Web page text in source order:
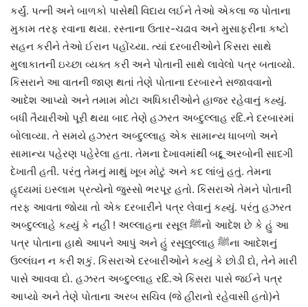
કર્યું. પત્ની અને બાળકો પાસેથી વિદાય લઈને તેઓ એકલા જ પોતાના
મુકામ તરફ રવાના થયા. રસ્તાના ઉતાર-ચઢાવ અને મુસાફરીના કષ્ટો
સહન કરીને તેઓ ઈરાન પહોંચ્યા. ત્યાં દરબારીઓને કિસરા સાથે
મુલાકાતની ઇચ્છા વ્યક્ત કરી અને પોતાની સાથે લાવેલો પત્ર બતાવ્યો.
કિસરાને આ વાતની જાણ થતાં તેણે પોતાના દરબારને સજાવવાનો
આદેશ આપ્યો અને તમામ મોટા અધિકારીઓને હાજર રહેવાનું કહ્યું.
બધી તૈયારીઓ પૂરી થયા બાદ તેણે હઝરત અબ્દુલ્લાહ રદિ.ને દરબારમાં
બોલાવ્યા. તે સમયે હઝરત અબ્દુલ્લાહ એક સામાન્ય ધાબળો અને
સામાન્ય પહેરણ પહેરેલા હતા. તેમના દેખાવમાંથી બદ્દૂ અરબોની સાદગી
દેખાતી હતી. પરંતુ તેમનું માથું ખૂબ મોટું અને કદ લાંબું હતું. તેમના
હૃદયમાં ઇસ્લામ પ્રત્યેનો જુસ્સો ભરપૂર હતો. કિસરાએ તેમને પોતાની
તરફ આવતા જોયા તો એક દરબારીને પત્ર લેવાનું કહ્યું. પરંતુ હઝરત
અબ્દુલ્લાહે કહ્યું કે નહીં ! અલ્લાહના રસૂલ ﷺનો આદેશ છે કે હું આ
પત્ર પોતાના હાથે આપને આપું અને હું રસૂલુલ્લાહ ﷺના આદેશનું
ઉલ્લંઘન ન કરી શકું. કિસરાએ દરબારીઓને કહ્યું કે છોડી દો, તેને મારી
પાસે આવવા દો. હઝરત અબ્દુલ્લાહ રદિ.એ કિસરા પાસે જઈને પત્ર
આપ્યો અને તેણે પોતાના અરબ સચિવ (જે હીરાનો રહેવાસી હતો)ને